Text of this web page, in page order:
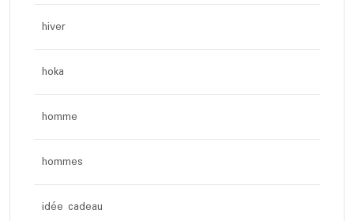
hiver
hoka
homme
hommes
idée cadeau